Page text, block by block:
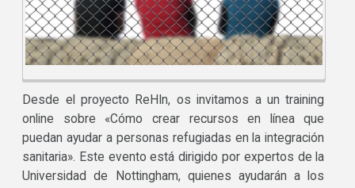
Desde el proyecto ReHIn, os invitamos a un training
online sobre «Cómo crear recursos en línea que
puedan ayudar a personas refugiadas en la integración
sanitaria». Este evento está dirigido por expertos de la
Universidad de Nottingham, quienes ayudarán a los